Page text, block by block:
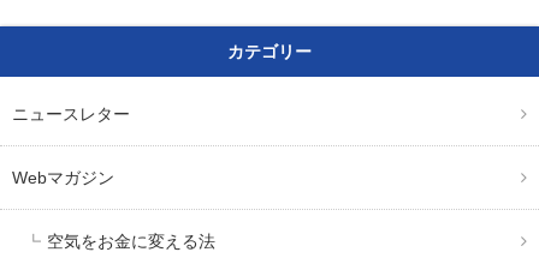
カテゴリー
ニュースレター
Webマガジン
空気をお金に変える法